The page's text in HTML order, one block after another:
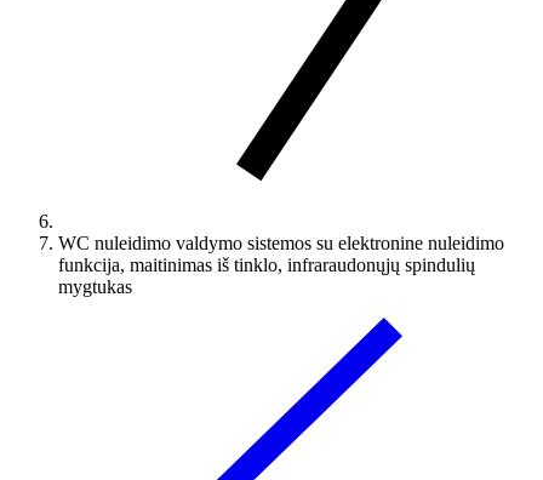
WC nuleidimo valdymo sistemos su elektronine nuleidimo
funkcija, maitinimas iš tinklo, infraraudonųjų spindulių
mygtukas